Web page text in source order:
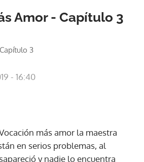
Amor - Capítulo 3
3
- 16:40
más amor la maestra
en serios problemas, al
y nadie lo encuentra